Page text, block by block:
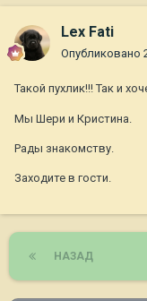
Lex Fati
Опубликовано
Такой пухлик!!! Так и
Мы Шери и Кристина.
Рады знакомству.
Заходите в гости.
НАЗАД